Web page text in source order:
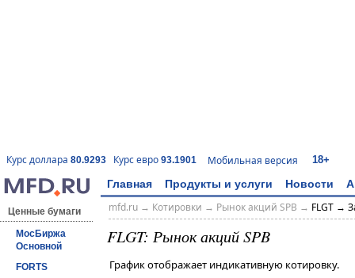
Курс доллара 80.9293 Курс евро 93.1901 Мобильная версия 18+
Главная Продукты и услуги Новости
Ценные бумаги
МосБиржа
Основной
FORTS
mfd.ru→ Котировки → Рынок акций SPB → FLGT →
FLGT: Рынок акций SPB
График отображает индикативную котировку.